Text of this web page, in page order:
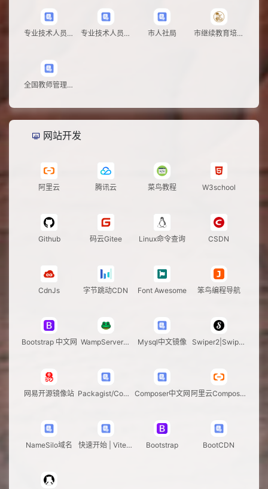
专业技术人员继
专业技术人员管
市人社局
市继续教育培训
全国教师管理信
网站开发
阿里云 腾讯云 菜鸟教程 W3school
Github 码云Gitee Linux命令查询 CSDN
CdnJs 字节跳动CDN Font Awesome 笨鸟编程导航
Bootstrap 中文网 WampServer中
Mysql中文镜像
Swiper2|Swiper
网易开源镜像站 Packagist/Comp
像
Composer中文网 阿里云Composer
NameSilo域名
快速开始 | VitePr
Bootstrap BootCDN